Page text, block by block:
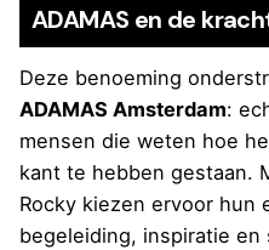
ADAMAS en de
Deze benoeming
ADAMAS Amsterdam:
mensen die weten hoe
kant te hebben gestaan.
Rocky kiezen ervoor hun
begeleiding, inspiratie